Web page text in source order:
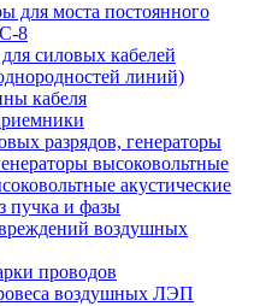
для моста постоянного
8
силовых кабелей
линий)
кабеля
разрядов, генераторы
высоковольтные
акустические
пучка и фазы
воздушных
проводов
воздушных ЛЭП